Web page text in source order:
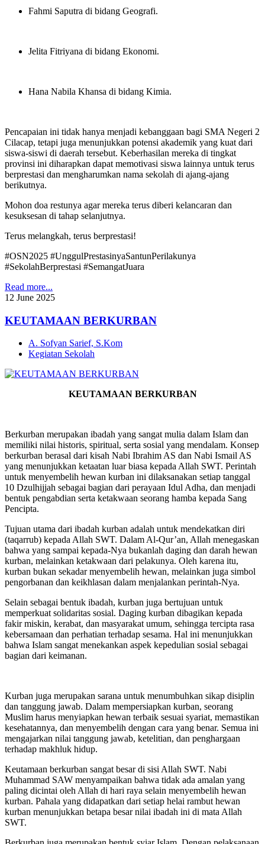
Fahmi Saputra di bidang Geografi.
Jelita Fitriyana di bidang Ekonomi.
Hana Nabila Khansa di bidang Kimia.
Pencapaian ini tidak hanya menjadi kebanggaan bagi SMA Negeri 2
Cilacap, tetapi juga menunjukkan potensi akademik yang kuat dari
siswa-siswi di daerah tersebut. Keberhasilan mereka di tingkat
provinsi ini diharapkan dapat memotivasi siswa lainnya untuk terus
berprestasi dan mengharumkan nama sekolah di ajang-ajang
berikutnya.
Mohon doa restunya agar mereka terus diberi kelancaran dan
kesuksesan di tahap selanjutnya.
Terus melangkah, terus berprestasi!
#OSN2025 #UnggulPrestasinyaSantunPerilakunya
#SekolahBerprestasi #SemangatJuara
Read more...
12 June 2025
KEUTAMAAN BERKURBAN
A. Sofyan Sarief, S.Kom
Kegiatan Sekolah
KEUTAMAAN BERKURBAN
Berkurban merupakan ibadah yang sangat mulia dalam Islam dan
memiliki nilai historis, spiritual, serta sosial yang mendalam. Konsep
berkurban berasal dari kisah Nabi Ibrahim AS dan Nabi Ismail AS
yang menunjukkan ketaatan luar biasa kepada Allah SWT. Perintah
untuk menyembelih hewan kurban ini dilaksanakan setiap tanggal
10 Dzulhijjah sebagai bagian dari perayaan Idul Adha, dan menjadi
bentuk pengabdian serta ketakwaan seorang hamba kepada Sang
Pencipta.
Tujuan utama dari ibadah kurban adalah untuk mendekatkan diri
(taqarrub) kepada Allah SWT. Dalam Al-Qur’an, Allah menegaskan
bahwa yang sampai kepada-Nya bukanlah daging dan darah hewan
kurban, melainkan ketakwaan dari pelakunya. Oleh karena itu,
kurban bukan sekadar menyembelih hewan, melainkan juga simbol
pengorbanan dan keikhlasan dalam menjalankan perintah-Nya.
Selain sebagai bentuk ibadah, kurban juga bertujuan untuk
memperkuat solidaritas sosial. Daging kurban dibagikan kepada
fakir miskin, kerabat, dan masyarakat umum, sehingga tercipta rasa
kebersamaan dan perhatian terhadap sesama. Hal ini menunjukkan
bahwa Islam sangat menekankan aspek kepedulian sosial sebagai
bagian dari keimanan.
Kurban juga merupakan sarana untuk menumbuhkan sikap disiplin
dan tanggung jawab. Dalam mempersiapkan kurban, seorang
Muslim harus menyiapkan hewan terbaik sesuai syariat, memastikan
kesehatannya, dan menyembelih dengan cara yang benar. Semua ini
mengajarkan nilai tanggung jawab, ketelitian, dan penghargaan
terhadap makhluk hidup.
Keutamaan berkurban sangat besar di sisi Allah SWT. Nabi
Muhammad SAW menyampaikan bahwa tidak ada amalan yang
paling dicintai oleh Allah di hari raya selain menyembelih hewan
kurban. Pahala yang didapatkan dari setiap helai rambut hewan
kurban menunjukkan betapa besar nilai ibadah ini di mata Allah
SWT.